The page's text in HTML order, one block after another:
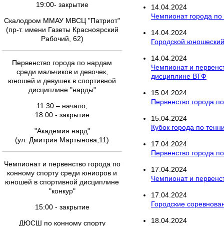
19:00- закрытие
Скалодром ММАУ МВСЦ "Патриот"
(пр-т. имени Газеты Красноярский
Рабочий, 62)
Первенство города по нардам
среди мальчиков и девочек,
юношей и девушек в спортивной
дисциплине "нарды"
11:30 – начало;
18:00 - закрытие
"Академия нард"
(ул. Дмитрия Мартынова,11)
Чемпионат и первенство города по
конному спорту среди юниоров и
юношей в спортивной дисциплине
"конкур"
15:00 - закрытие
ДЮСШ по конному спорту
14.04.2024
Чемпионат города
14.04.2024
Городской
14.04.2024
Чемпионат и
дисциплине ВТФ
15.04.2024
Первенство города
15.04.2024
Кубок города по
17.04.2024
Первенство города
17.04.2024
Чемпионат и
17.04.2024
Городские
18.04.2024